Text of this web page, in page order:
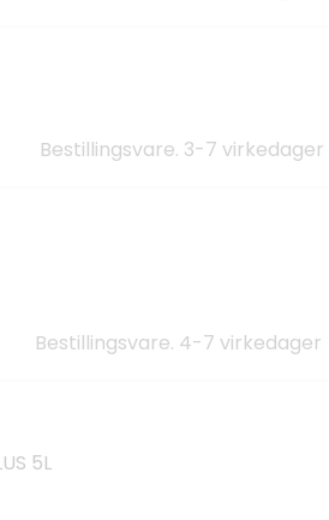
Bestillingsvare. 3-7 virkedager
Bestillingsvare. 4-7 virkedager
5L